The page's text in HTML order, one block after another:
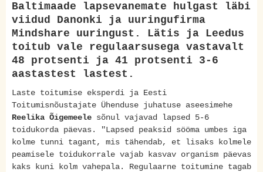
Baltimaade lapsevanemate hulgast läbi
viidud Danonki ja uuringufirma
Mindshare uuringust. Lätis ja Leedus
toitub vale regulaarsusega vastavalt
48 protsenti ja 41 protsenti 3-6
aastastest lastest.
Laste toitumise eksperdi ja Eesti
Toitumisnõustajate Ühenduse juhatuse aseesimehe
Reelika Õigemeele sõnul vajavad lapsed 5-6
toidukorda päevas. "Lapsed peaksid sööma umbes iga
kolme tunni tagant, mis tähendab, et lisaks kolmele
peamisele toidukorrale vajab kasvav organism päevas
kaks kuni kolm vahepala. Regulaarne toitumine tagab